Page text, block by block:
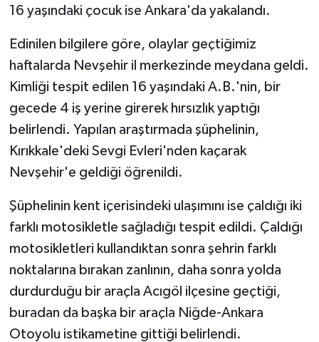
16 yaşındaki çocuk ise Ankara'da yakalandı.
Edinilen bilgilere göre, olaylar geçtiğimiz
haftalarda Nevşehir il merkezinde meydana geldi.
Kimliği tespit edilen 16 yaşındaki A.B.'nin, bir
gecede 4 iş yerine girerek hırsızlık yaptığı
belirlendi. Yapılan araştırmada şüphelinin,
Kırıkkale'deki Sevgi Evleri'nden kaçarak
Nevşehir'e geldiği öğrenildi.
Şüphelinin kent içerisindeki ulaşımını ise çaldığı iki
farklı motosikletle sağladığı tespit edildi. Çaldığı
motosikletleri kullandıktan sonra şehrin farklı
noktalarına bırakan zanlının, daha sonra yolda
durdurduğu bir araçla Acıgöl ilçesine geçtiği,
buradan da başka bir araçla Niğde-Ankara
Otoyolu istikametine gittiği belirlendi.